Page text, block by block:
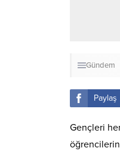
Gündem
Paylaş
Gençleri